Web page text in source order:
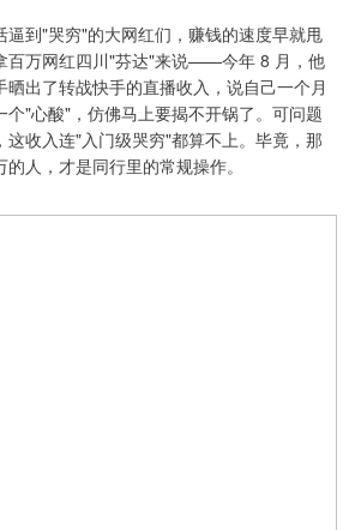
逼到"哭穷"的大网红们，赚钱的速度早就甩
百万网红四川"芬达"来说——今年 8 月，他
出了转战快手的直播收入，说自己一个月
"心酸"，仿佛马上要揭不开锅了。可问题
收入连"入门级哭穷"都算不上。毕竟，那
人，才是同行里的常规操作。